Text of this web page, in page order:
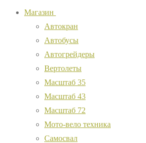
Магазин
Автокран
Автобусы
Автогрейдеры
Вертолеты
Масштаб 35
Масштаб 43
Масштаб 72
Мото-вело техника
Самосвал